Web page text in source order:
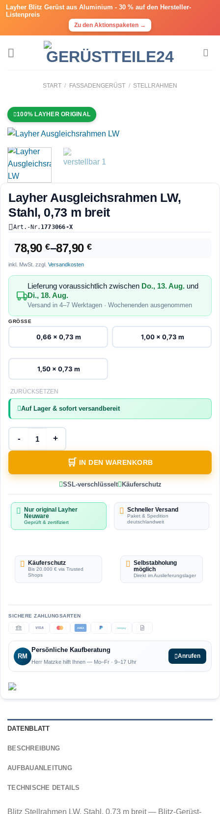
Layher Blitz Gerüst aus Aluminium - 30 % auf den Hersteller-
Listenpreis
Zu den Aktionspaketen →
START / FASSADENGERÜST / STELLRAHMEN
100% LAYHER ORIGINAL
Layher Ausgleichsrahmen LW,
Stahl, 0,73 m breit
Art.-Nr. 1773066-X
78,90€–87,90€
inkl. MwSt. zzgl. Versandkosten
Lieferung voraussichtlich zwischen Do., 13. Aug. und
Di., 18. Aug.
Versand in 4–7 Werktagen · Wochenenden ausgenommen
GRÖSSE
0,66 x 0,73 m 1,00 x 0,73 m
1,50 x 0,73 m
ZURÜCKSETZEN
Auf Lager & sofort versandbereit
Layher Ausgleichsrahmen LW, Stahl, 0,73 m breit
IN DEN WARENKORB
SSL-verschlüsselt Käuferschutz
Nur original Layher
Neuware
Geprüft & zertifiziert
Schneller Versand
Paket & Spedition
deutschlandweit
Käuferschutz
Bis 20.000 € via Trusted
Shops
Selbstabholung
möglich
Direkt im Auslieferungslager
VISA AMEX ratepay
RM
Persönliche Kaufberatung
Herr Matzke hilft Ihnen — Mo–Fr · 9–17 Uhr
Anrufen
DATENBLATT
BESCHREIBUNG
AUFBAUANLEITUNG
TECHNISCHE DETAILS
Blitz Stellrahmen LW, Stahl, 0,73 m breit — Blitz-Gerüst-